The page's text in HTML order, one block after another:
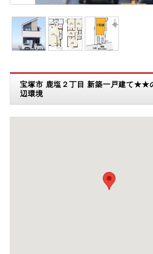
宝塚市 鹿塩２丁目 新築一戸建て★★
辺環境